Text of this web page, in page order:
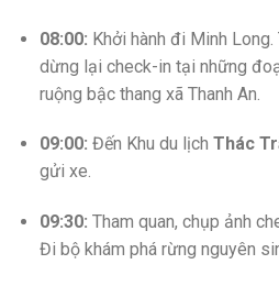
08:00: Khởi hành đi Minh
dừng lại check-in tại những
ruộng bậc thang xã Thanh An.
09:00: Đến Khu du lịch Thác
gửi xe.
09:30: Tham quan, chụp ảnh
Đi bộ khám phá rừng nguyên